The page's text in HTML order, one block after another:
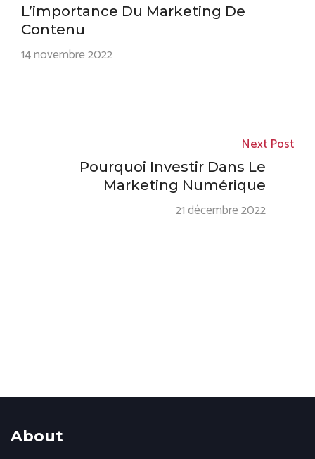
L’importance Du Marketing De
Contenu
14 novembre 2022
Next Post
Pourquoi Investir Dans Le
Marketing Numérique
21 décembre 2022
About